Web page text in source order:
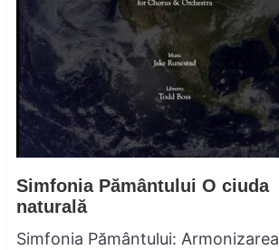
Simfonia Pământului O ciuda
naturală
Simfonia Pământului: Armonizarea